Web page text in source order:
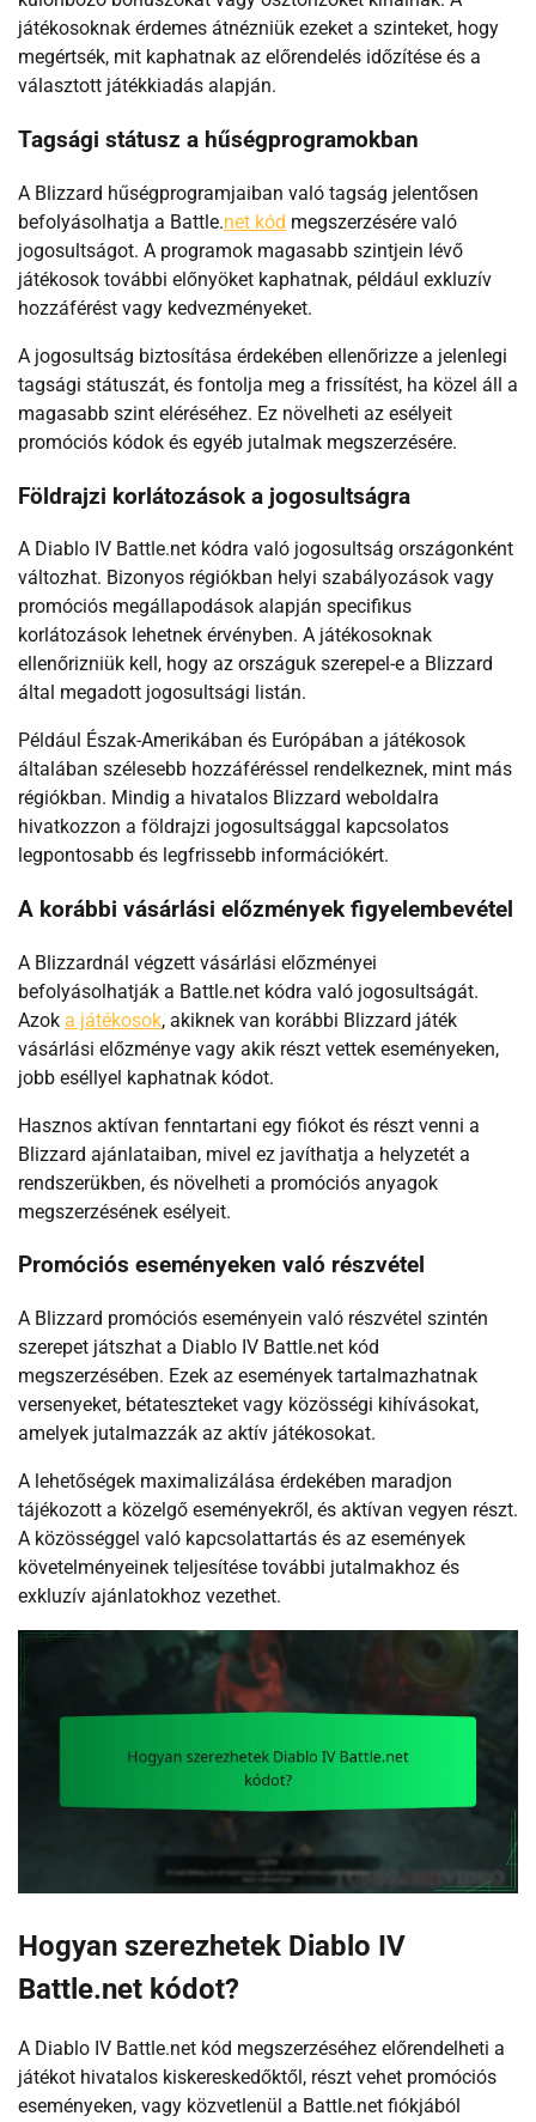
játékosoknak érdemes átnézniük ezeket a szinteket, hogy
megértsék, mit kaphatnak az előrendelés időzítése és a
választott játékkiadás alapján.
Tagsági státusz a hűségprogramokban
A Blizzard hűségprogramjaiban való tagság jelentősen
befolyásolhatja a Battle.net kód megszerzésére való
jogosultságot. A programok magasabb szintjein lévő
játékosok további előnyöket kaphatnak, például exkluzív
hozzáférést vagy kedvezményeket.
A jogosultság biztosítása érdekében ellenőrizze a jelenlegi
tagsági státuszát, és fontolja meg a frissítést, ha közel áll a
magasabb szint eléréséhez. Ez növelheti az esélyeit
promóciós kódok és egyéb jutalmak megszerzésére.
Földrajzi korlátozások a jogosultságra
A Diablo IV Battle.net kódra való jogosultság országonként
változhat. Bizonyos régiókban helyi szabályozások vagy
promóciós megállapodások alapján specifikus
korlátozások lehetnek érvényben. A játékosoknak
ellenőrizniük kell, hogy az országuk szerepel-e a Blizzard
által megadott jogosultsági listán.
Például Észak-Amerikában és Európában a játékosok
általában szélesebb hozzáféréssel rendelkeznek, mint más
régiókban. Mindig a hivatalos Blizzard weboldalra
hivatkozzon a földrajzi jogosultsággal kapcsolatos
legpontosabb és legfrissebb információkért.
A korábbi vásárlási előzmények figyelembevétel
A Blizzardnál végzett vásárlási előzményei
befolyásolhatják a Battle.net kódra való jogosultságát.
Azok a játékosok, akiknek van korábbi Blizzard játék
vásárlási előzménye vagy akik részt vettek eseményeken,
jobb eséllyel kaphatnak kódot.
Hasznos aktívan fenntartani egy fiókot és részt venni a
Blizzard ajánlataiban, mivel ez javíthatja a helyzetét a
rendszerükben, és növelheti a promóciós anyagok
megszerzésének esélyeit.
Promóciós eseményeken való részvétel
A Blizzard promóciós eseményein való részvétel szintén
szerepet játszhat a Diablo IV Battle.net kód
megszerzésében. Ezek az események tartalmazhatnak
versenyeket, bétateszteket vagy közösségi kihívásokat,
amelyek jutalmazzák az aktív játékosokat.
A lehetőségek maximalizálása érdekében maradjon
tájékozott a közelgő eseményekről, és aktívan vegyen részt.
A közösséggel való kapcsolattartás és az események
követelményeinek teljesítése további jutalmakhoz és
exkluzív ajánlatokhoz vezethet.
Hogyan szerezhetek Diablo IV
Battle.net kódot?
A Diablo IV Battle.net kód megszerzéséhez előrendelheti a
játékot hivatalos kiskereskedőktől, részt vehet promóciós
eseményeken, vagy közvetlenül a Battle.net fiókjából